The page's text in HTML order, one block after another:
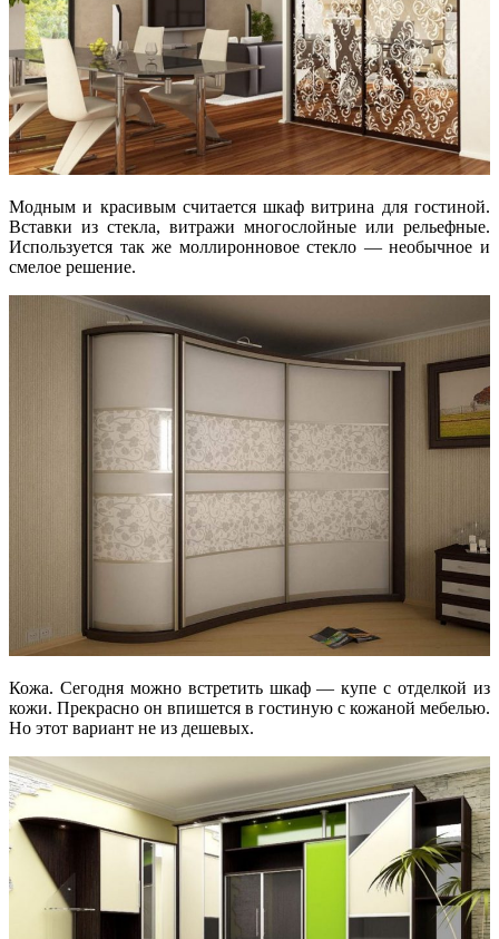
Модным и красивым считается шкаф витрина для гостиной.
Вставки из стекла, витражи многослойные или рельефные.
Используется так же моллиронновое стекло — необычное и
смелое решение.
Кожа. Сегодня можно встретить шкаф — купе с отделкой из
кожи. Прекрасно он впишется в гостиную с кожаной мебелью.
Но этот вариант не из дешевых.